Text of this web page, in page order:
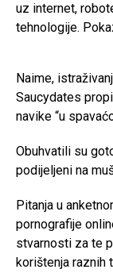
uz internet,
tehnologije.
Naime,
Saucydates
navike “u
Obuhvatili su
podijeljeni na
Pitanja u
pornografije
stvarnosti za te
korištenja raznih